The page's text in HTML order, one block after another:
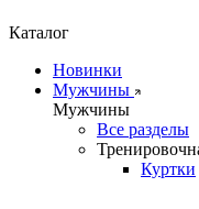
Каталог
Новинки
Мужчины
Мужчины
Все разделы
Куртки